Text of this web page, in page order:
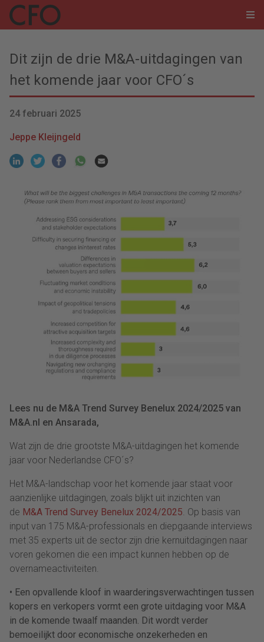
Dit zijn de drie M&A-uitdagingen van
het komende jaar voor CFO´s
24 februari 2025
Jeppe Kleijngeld
Lees nu de M&A Trend Survey Benelux 2024/2025 van
M&A.nl en Ansarada,
Wat zijn de drie grootste M&A-uitdagingen het komende
jaar voor Nederlandse CFO´s?
Het M&A-landschap voor het komende jaar staat voor
aanzienlijke uitdagingen, zoals blijkt uit inzichten van
de M&A Trend Survey Benelux 2024/2025. Op basis van
input van 175 M&A-professionals en diepgaande interviews
met 35 experts uit de sector zijn drie kernuitdagingen naar
voren gekomen die een impact kunnen hebben op de
overnameactiviteiten.
• Een opvallende kloof in waarderingsverwachtingen tussen
kopers en verkopers vormt een grote uitdaging voor M&A
in de komende twaalf maanden. Dit wordt verder
bemoeilijkt door economische onzekerheden en